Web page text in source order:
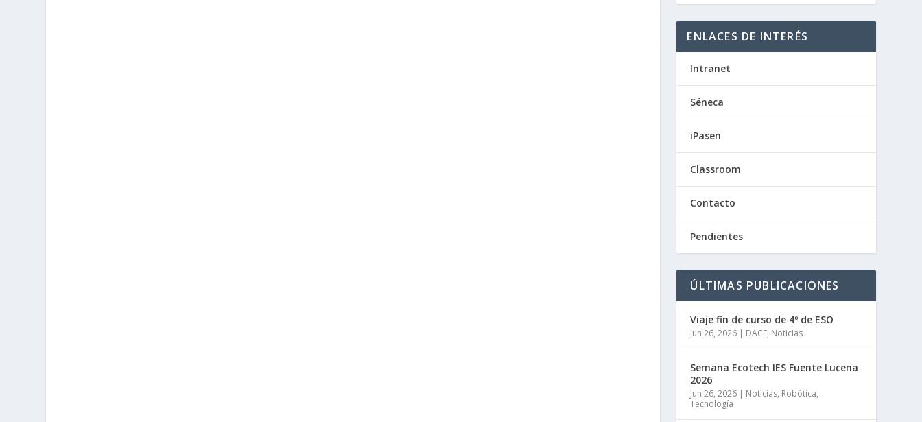
ENLACES DE INTERÉS
Intranet
Séneca
iPasen
Classroom
Contacto
Pendientes
ÚLTIMAS PUBLICACIONES
Viaje fin de curso de 4º de ESO
Jun 26, 2026 | DACE, Noticias
Semana Ecotech IES Fuente Lucena
2026
Jun 26, 2026 | Noticias, Robótica,
Tecnología